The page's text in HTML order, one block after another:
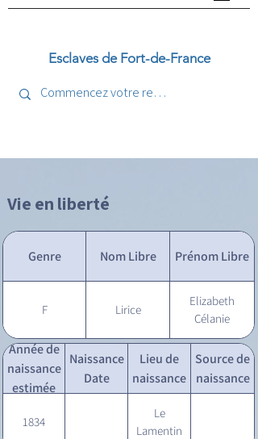
Esclaves de Fort-de-France
Vie en liberté
Genre Nom Libre Prénom Libre
F Lirice
Elizabeth
Célanie
Année de
naissance
estimée
Naissance
Date
Lieu de
naissance
Source de
naissance
1834
Le
Lamentin